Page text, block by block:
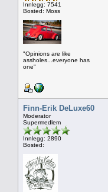
Innlegg: 7541
Bosted: Moss
"Opinions are like
assholes...everyone has
one"
Finn-Erik DeLuxe60
Moderator
Supermedlem
Innlegg: 2890
Bosted: